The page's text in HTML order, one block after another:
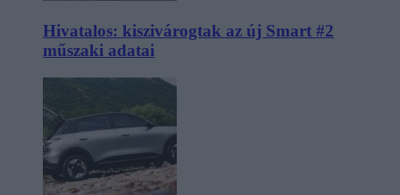
Hivatalos: kiszivárogtak az új Smart #2
műszaki adatai